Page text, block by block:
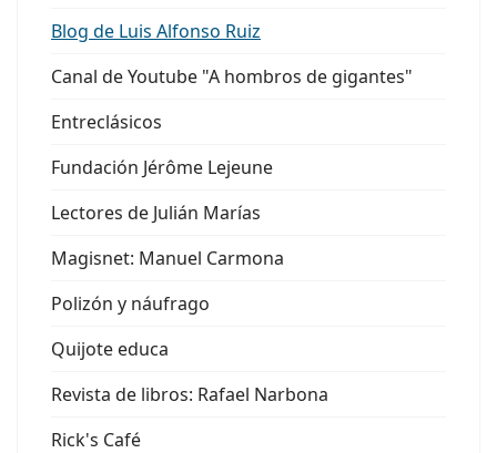
Blog de Luis Alfonso Ruiz
Canal de Youtube "A hombros de gigantes"
Entreclásicos
Fundación Jérôme Lejeune
Lectores de Julián Marías
Magisnet: Manuel Carmona
Polizón y náufrago
Quijote educa
Revista de libros: Rafael Narbona
Rick's Café